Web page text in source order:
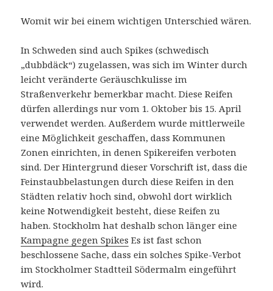
Womit wir bei einem wichtigen Unterschied wären.
In Schweden sind auch Spikes (schwedisch
„dubbdäck“) zugelassen, was sich im Winter durch
leicht veränderte Geräuschkulisse im
Straßenverkehr bemerkbar macht. Diese Reifen
dürfen allerdings nur vom 1. Oktober bis 15. April
verwendet werden. Außerdem wurde mittlerweile
eine Möglichkeit geschaffen, dass Kommunen
Zonen einrichten, in denen Spikereifen verboten
sind. Der Hintergrund dieser Vorschrift ist, dass die
Feinstaubbelastungen durch diese Reifen in den
Städten relativ hoch sind, obwohl dort wirklich
keine Notwendigkeit besteht, diese Reifen zu
haben. Stockholm hat deshalb schon länger eine
Kampagne gegen Spikes Es ist fast schon
beschlossene Sache, dass ein solches Spike-Verbot
im Stockholmer Stadtteil Södermalm eingeführt
wird.